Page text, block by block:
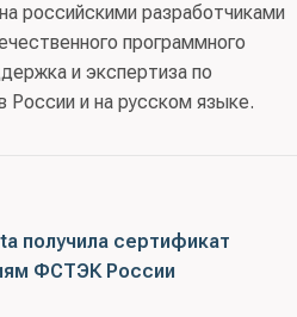
российскими разработчиками
программного
и экспертиза по
России и на русском языке.
получила сертификат
ФСТЭК России